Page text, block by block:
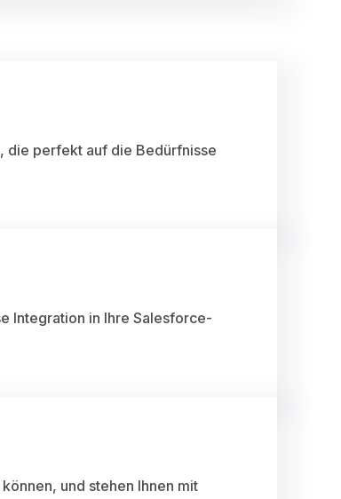
die perfekt auf die Bedürfnisse
Integration in Ihre Salesforce-
und stehen Ihnen mit